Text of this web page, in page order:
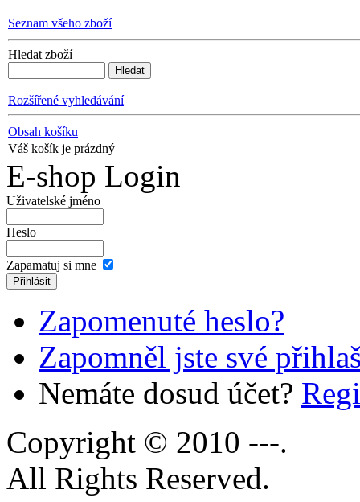
Seznam všeho zboží
Hledat zboží
Rozšířené vyhledávání
Obsah košíku
Váš košík je prázdný
E-shop Login
Uživatelské jméno
Heslo
Zapamatuj si mne
Zapomenuté heslo?
Zapomněl jste své
Nemáte dosud účet?
Copyright © 2010 ---.
All Rights Reserved.